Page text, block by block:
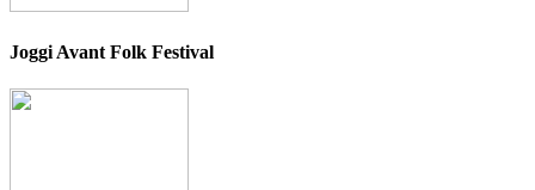
Joggi Avant Folk Festival